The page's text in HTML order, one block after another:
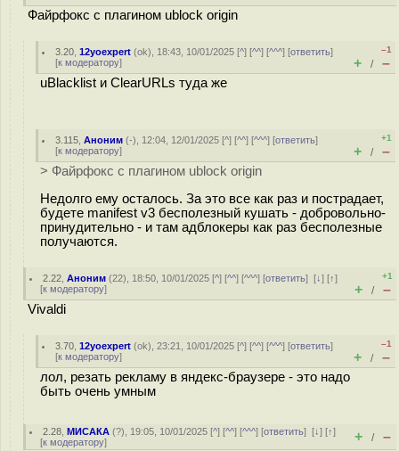
Файрфокс с плагином ublock origin
3.20 ,12yoexpert (ok), 18:43, 10/01/2025 [^] [^^] [^^^] [ответить]
[к модератору]
–1
+ / –
uBlacklist и ClearURLs туда же
3.115 ,Аноним (-), 12:04, 12/01/2025 [^] [^^] [^^^] [ответить]
[к модератору]
+1
+ / –
> Файрфокс с плагином ublock origin
Недолго ему осталось. За это все как раз и пострадает,
будете manifest v3 бесполезный кушать - добровольно-
принудительно - и там адблокеры как раз бесполезные
получаются.
2.22 ,Аноним (22), 18:50, 10/01/2025 [^] [^^] [^^^] [ответить][↓] [↑]
[к модератору]
+1
+ / –
Vivaldi
3.70 ,12yoexpert (ok), 23:21, 10/01/2025 [^] [^^] [^^^] [ответить]
[к модератору]
–1
+ / –
лол, резать рекламу в яндекс-браузере - это надо
быть очень умным
2.28 ,МИСАКА (?), 19:05, 10/01/2025 [^] [^^] [^^^] [ответить][↓] [↑]
[к модератору] + / –